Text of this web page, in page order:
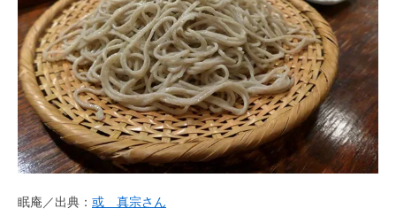
眠庵／出典： 或 真宗さん